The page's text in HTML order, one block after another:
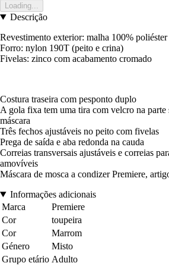
Loading...
Descrição
Revestimento exterior: malha 100% poliéster
Forro: nylon 190T (peito e crina)
Fivelas: zinco com acabamento cromado
Costura traseira com pesponto duplo
A gola fixa tem uma tira com velcro na parte
máscara
Três fechos ajustáveis no peito com fivelas
Prega de saída e aba redonda na cauda
Correias transversais ajustáveis e correias
amovíveis
Máscara de mosca a condizer Premiere,
Informações adicionais
Marca
Premiere
Cor
toupeira
Cor
Marrom
Género
Misto
Grupo etário Adulto